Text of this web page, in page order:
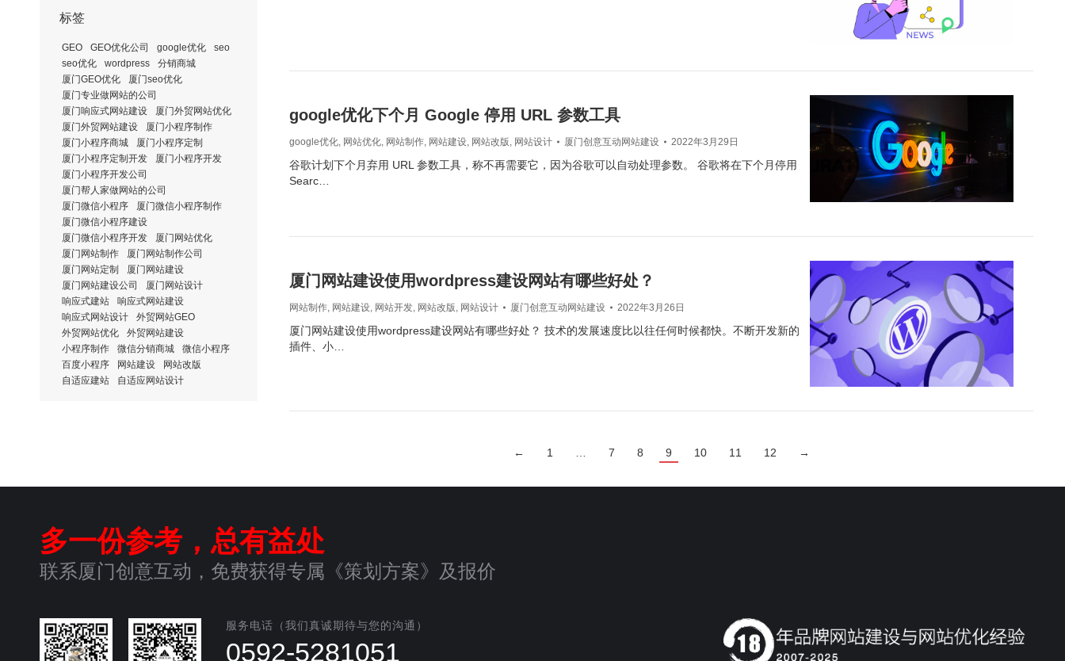
google优化下个月 Google 停用 URL 参数工具
google优化, 网站优化, 网站制作, 网站建设, 网站改版, 网站设计 厦门创意互动网站建设 2022年3月29日
谷歌计划下个月弃用 URL 参数工具，称不再需要它，因为谷歌可以自动处理参数。 谷歌将在下个月停用
Searc…
厦门网站建设使用wordpress建设网站有哪些好处？
网站制作, 网站建设, 网站开发, 网站改版, 网站设计 厦门创意互动网站建设 2022年3月26日
厦门网站建设使用wordpress建设网站有哪些好处？ 技术的发展速度比以往任何时候都快。不断开发新的
插件、小…
← 1 7 8 9 10 11 12 →
标签
GEO GEO优化公司 google优化
seo
seo优化
wordpress
分销商城
厦门GEO优化
厦门seo优化
厦门专业做网站的公司
厦门响应式网站建设
厦门外贸网站优化
厦门外贸网站建设
厦门小程序制作
厦门小程序商城
厦门小程序定制
厦门小程序定制开发
厦门小程序开发
厦门小程序开发公司
厦门帮人家做网站的公司
厦门微信小程序
厦门微信小程序制作
厦门微信小程序建设
厦门微信小程序开发
厦门网站优化
厦门网站制作
厦门网站制作公司
厦门网站定制
厦门网站建设
厦门网站建设公司
厦门网站设计
响应式建站
响应式网站建设
响应式网站设计
外贸网站GEO
外贸网站优化
外贸网站建设
小程序制作
微信分销商城
微信小程序
百度小程序
网站建设
网站改版
自适应建站
自适应网站设计
多一份参考，总有益处
联系厦门创意互动，免费获得专属《策划方案》及报价
服务电话（我们真诚期待与您的沟通）
0592-5281051